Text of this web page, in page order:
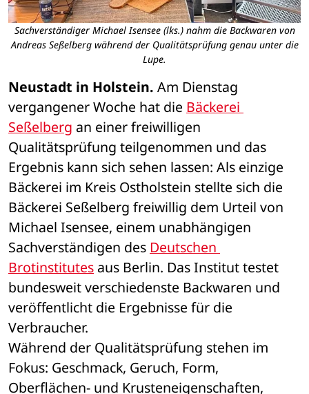
Sachverständiger Michael Isensee (lks.) nahm die Backwaren von
Andreas Seßelberg während der Qualitätsprüfung genau unter die
Lupe.
Neustadt in Holstein. Am Dienstag
vergangener Woche hat die Bäckerei
Seßelberg an einer freiwilligen
Qualitätsprüfung teilgenommen und das
Ergebnis kann sich sehen lassen: Als einzige
Bäckerei im Kreis Ostholstein stellte sich die
Bäckerei Seßelberg freiwillig dem Urteil von
Michael Isensee, einem unabhängigen
Sachverständigen des Deutschen
Brotinstitutes aus Berlin. Das Institut testet
bundesweit verschiedenste Backwaren und
veröffentlicht die Ergebnisse für die
Verbraucher.
Während der Qualitätsprüfung stehen im
Fokus: Geschmack, Geruch, Form,
Oberflächen- und Krusteneigenschaften,